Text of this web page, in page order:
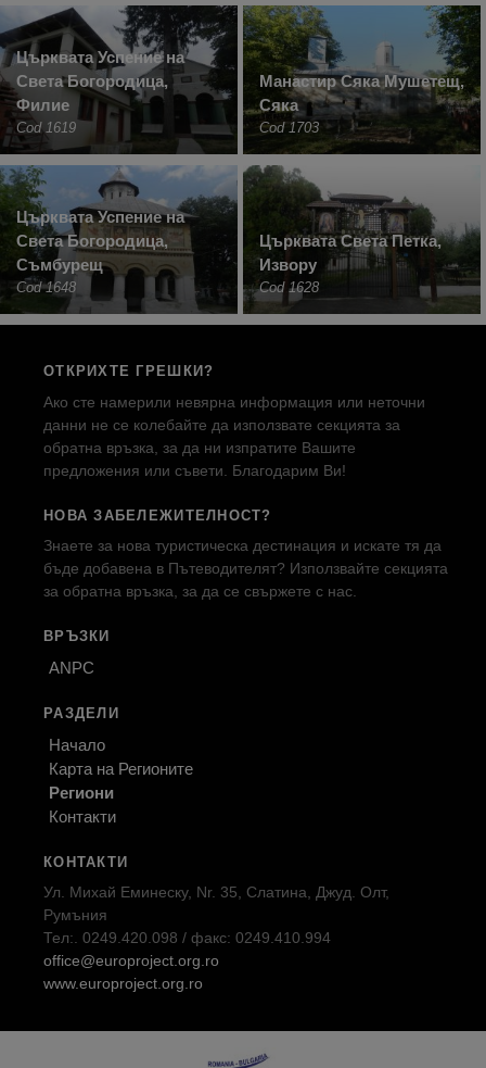
Църквата Успение на
Света Богородица,
Филие
Cod 1619
Манастир Сяка Мушетещ,
Сяка
Cod 1703
Църквата Успение на
Света Богородица,
Съмбурещ
Cod 1648
Църквата Света Петка,
Извору
Cod 1628
ОТКРИХТЕ ГРЕШКИ?
Ако сте намерили невярна информация или неточни
данни не се колебайте да използвате секцията за
обратна връзка, за да ни изпратите Вашите
предложения или съвети. Благодарим Ви!
НОВА ЗАБЕЛЕЖИТЕЛНОСТ?
Знаете за нова туристическа дестинация и искате тя да
бъде добавена в Пътеводителят? Използвайте секцията
за обратна връзка, за да се свържете с нас.
ВРЪЗКИ
ANPC
РАЗДЕЛИ
Начало
Карта на Регионите
Региони
Контакти
КОНТАКТИ
Ул. Михай Еминеску, Nr. 35, Слатина, Джуд. Олт,
Румъния
Тел:. 0249.420.098 / факс: 0249.410.994
office@europroject.org.ro
www.europroject.org.ro